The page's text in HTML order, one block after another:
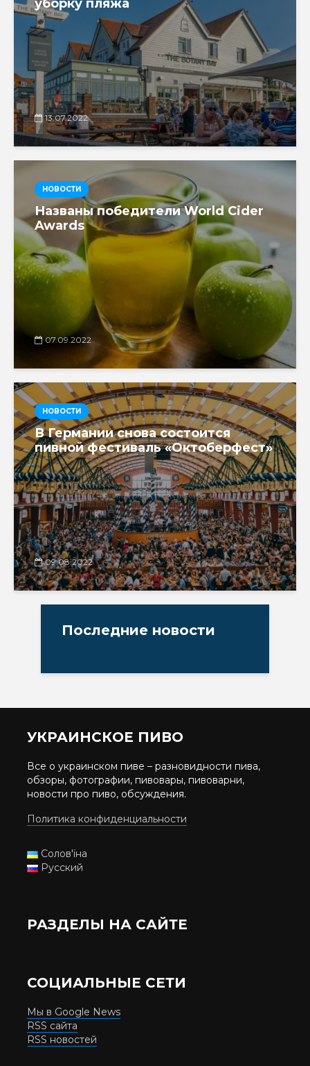
уборку пляжа
13.07.2022
НОВОСТИ
Названы победители World Cider
Awards
07.09.2022
НОВОСТИ
В Германии снова состоится
пивной фестиваль «Октоберфест»
09.08.2022
Последние новости
УКРАИНСКОЕ ПИВО
Все о украинском пиве – разновидности пива,
обзоры, фотографии, пивовары, пивоварни,
новости про пиво, обсуждения.
Политика конфиденциальности
Солов'їна
Русский
РАЗДЕЛЫ НА САЙТЕ
СОЦИАЛЬНЫЕ СЕТИ
Мы в Google News
RSS сайта
RSS новостей